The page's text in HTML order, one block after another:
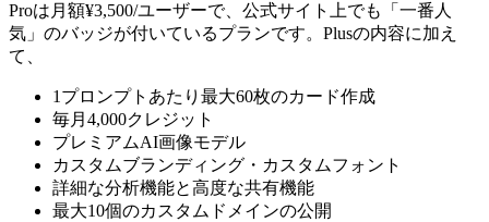
Proは月額¥3,500/ユーザーで、公式サイト上でも「一番人
気」のバッジが付いているプランです。Plusの内容に加え
て、
1プロンプトあたり最大60枚のカード作成
毎月4,000クレジット
プレミアムAI画像モデル
カスタムブランディング・カスタムフォント
詳細な分析機能と高度な共有機能
最大10個のカスタムドメインの公開